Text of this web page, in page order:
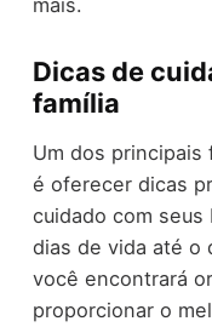
mais.
Dicas de
família
Um dos principais
é oferecer dicas
cuidado com
dias de vida até o
você encontrará
proporcionar o